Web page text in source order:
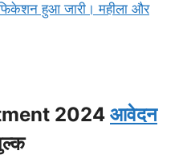
हुआ जारी। महीला और
2024 आवेदन